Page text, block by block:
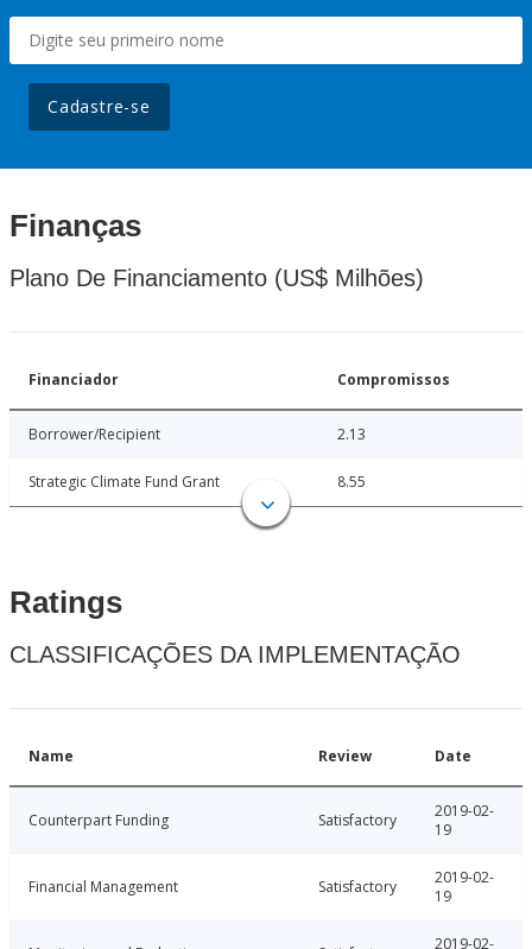
Cadastre-se
Finanças
Plano De Financiamento (US$ Milhões)
Financiador Compromissos
Borrower/Recipient 2.13
Strategic Climate Fund Grant 8.55
Ratings
CLASSIFICAÇÕES DA IMPLEMENTAÇÃO
Name Review Date
Counterpart Funding Satisfactory
2019-02-
19
Financial Management Satisfactory
2019-02-
19
2019-02-